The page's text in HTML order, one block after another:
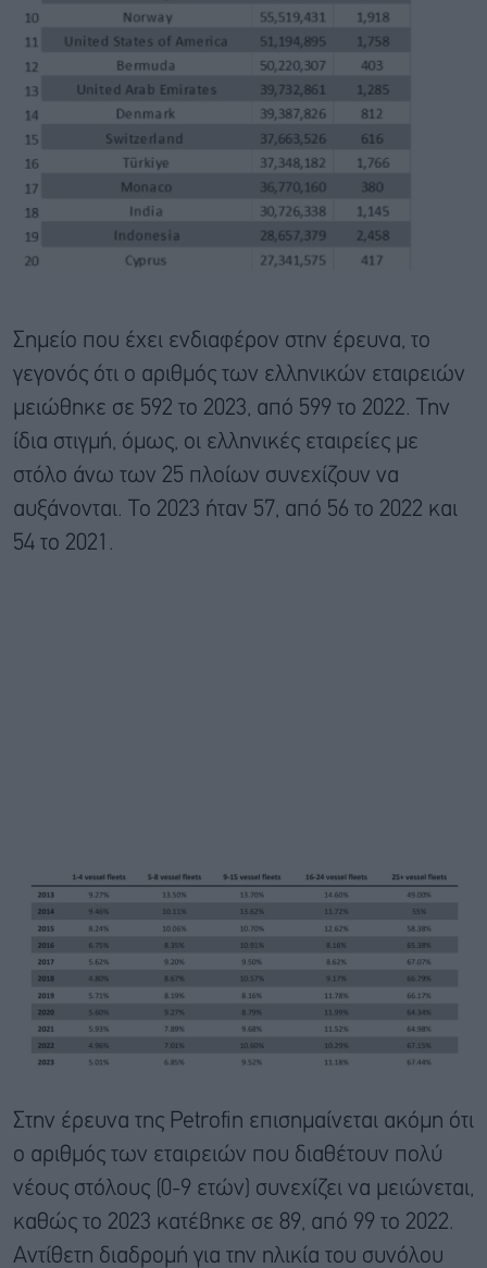
Σημείο που έχει ενδιαφέρον στην έρευνα, το
γεγονός ότι ο αριθμός των ελληνικών εταιρειών
μειώθηκε σε 592 το 2023, από 599 το 2022. Την
ίδια στιγμή, όμως, οι ελληνικές εταιρείες με
στόλο άνω των 25 πλοίων συνεχίζουν να
αυξάνονται. Το 2023 ήταν 57, από 56 το 2022 και
54 το 2021.
Στην έρευνα της Petrofin επισημαίνεται ακόμη ότι
ο αριθμός των εταιρειών που διαθέτουν πολύ
νέους στόλους (0-9 ετών) συνεχίζει να μειώνεται,
καθώς το 2023 κατέβηκε σε 89, από 99 το 2022.
Αντίθετη διαδρομή για την ηλικία του συνόλου